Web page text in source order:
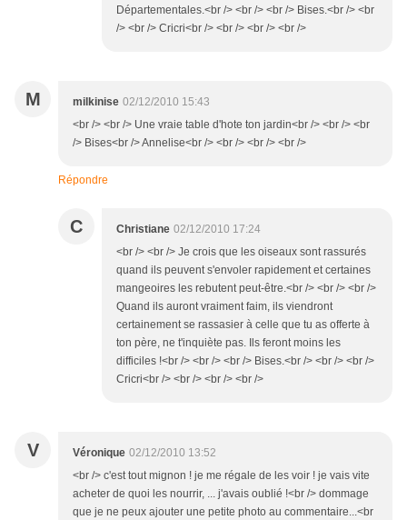
Départementales.<br /> <br /> <br /> Bises.<br /> <br
/> <br /> Cricri<br /> <br /> <br /> <br />
M milkinise 02/12/2010 15:43
<br /> <br /> Une vraie table d'hote ton jardin<br /> <br /> <br
/> Bises<br /> Annelise<br /> <br /> <br /> <br />
Répondre
C Christiane 02/12/2010 17:24
<br /> <br /> Je crois que les oiseaux sont rassurés
quand ils peuvent s'envoler rapidement et certaines
mangeoires les rebutent peut-être.<br /> <br /> <br />
Quand ils auront vraiment faim, ils viendront
certainement se rassasier à celle que tu as offerte à
ton père, ne t'inquiète pas. Ils feront moins les
difficiles !<br /> <br /> <br /> Bises.<br /> <br /> <br />
Cricri<br /> <br /> <br /> <br />
V Véronique 02/12/2010 13:52
<br /> c'est tout mignon ! je me régale de les voir ! je vais vite
acheter de quoi les nourrir, ... j'avais oublié !<br /> dommage
que je ne peux ajouter une petite photo au commentaire...<br